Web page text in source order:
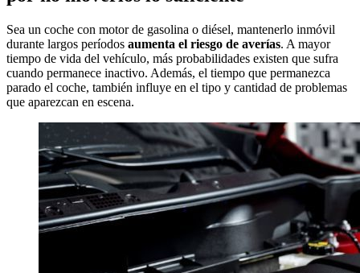
Sea un coche con motor de gasolina o diésel, mantenerlo inmóvil
durante largos períodos aumenta el riesgo de averías. A mayor
tiempo de vida del vehículo, más probabilidades existen que sufra
cuando permanece inactivo. Además, el tiempo que permanezca
parado el coche, también influye en el tipo y cantidad de problemas
que aparezcan en escena.